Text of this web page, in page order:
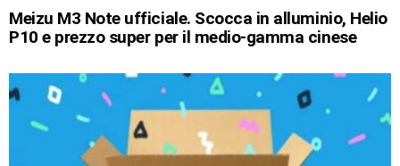
Meizu M3 Note ufficiale. Scocca in alluminio, Helio
P10 e prezzo super per il medio-gamma cinese